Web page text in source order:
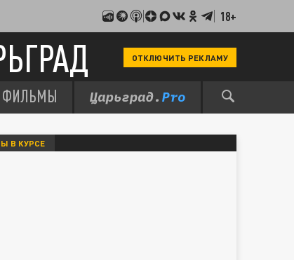
18+
ОТКЛЮЧИТЬ РЕКЛАМУ
ФИЛЬМЫ
В КУРСЕ